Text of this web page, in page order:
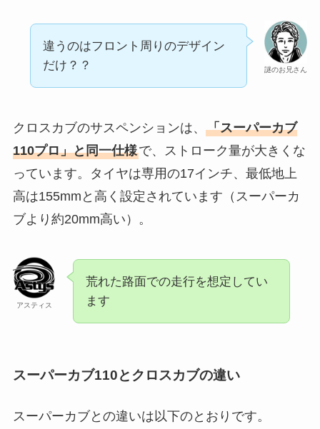
謎のお兄さん
違うのはフロント周りのデザイン
だけ？？
クロスカブのサスペンションは、 「スーパーカブ
110プロ」と同一仕様で、ストローク量が大きくな
っています。タイヤは専用の17インチ、最低地上
高は155mmと高く設定されています（スーパーカ
ブより約20mm高い）。
アスティス
荒れた路面での走行を想定してい
ます
スーパーカブ110とクロスカブの違い
スーパーカブとの違いは以下のとおりです。